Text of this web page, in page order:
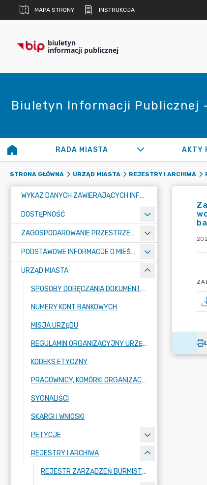
MAPA STRONY INSTRUKCJA
biuletyn
informacji publicznej
Biuletyn Informacji Publicznej
RADA MIASTA AKTY
STRONA GŁÓWNA URZĄD MIASTA REJESTRY I ARCHIWA
WYKAZ DANYCH ZAWIERAJĄCYCH INFORMACJE O ŚRODOWISKU I JEGO OCHRONIE
DOSTĘPNOŚĆ
ZAGOSPODAROWANIE PRZESTRZENNE
PODSTAWOWE INFORMACJE O MIEŚCIE
URZĄD MIASTA
SPOSOBY DORĘCZANIA DOKUMENTÓW DO URZĘDU MIASTA RADZIONKÓW
NUMERY KONT BANKOWYCH
MISJA URZĘDU
REGULAMIN ORGANIZACYJNY URZĘDU
KODEKS ETYCZNY
PRACOWNICY, KOMÓRKI ORGANIZACYJNE URZĘDU
SYGNALIŚCI
SKARGI I WNIOSKI
PETYCJE
REJESTRY I ARCHIWA
REJESTR ZARZĄDZEŃ BURMISTRZA MIASTA